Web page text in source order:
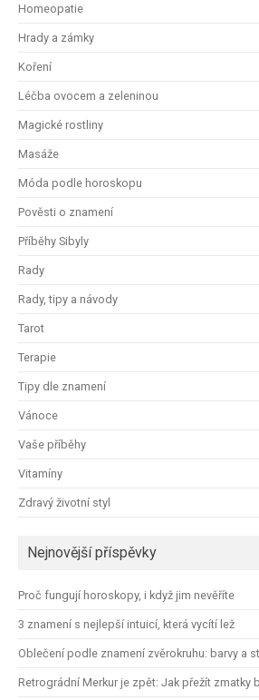
Homeopatie
Hrady a zámky
Koření
Léčba ovocem a zeleninou
Magické rostliny
Masáže
Móda podle horoskopu
Pověsti o znamení
Příběhy Sibyly
Rady
Rady, tipy a návody
Tarot
Terapie
Tipy dle znamení
Vánoce
Vaše příběhy
Vitamíny
Zdravý životní styl
Nejnovější příspěvky
Proč fungují horoskopy, i když jim nevěříte
3 znamení s nejlepší intuicí, která vycítí lež
Oblečení podle znamení zvěrokruhu: barvy a
Retrográdní Merkur je zpět: Jak přežít zmatky